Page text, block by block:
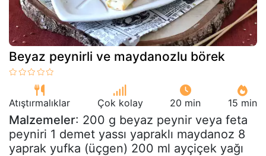
Beyaz peynirli ve maydanozlu börek
Atıştırmalıklar Çok kolay 20 min 15 min
Malzemeler: 200 g beyaz peynir veya feta
peyniri 1 demet yassı yapraklı maydanoz 8
yaprak yufka (üçgen) 200 ml ayçiçek yağı